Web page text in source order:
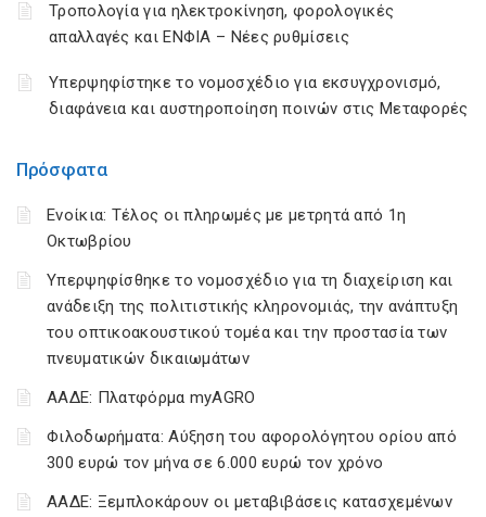
Πρόσφατα
Ενοίκια: Τέλος οι πληρωμές με μετρητά από 1η
Οκτωβρίου
Υπερψηφίσθηκε το νομοσχέδιο για τη διαχείριση και
ανάδειξη της πολιτιστικής κληρονομιάς, την ανάπτυξη
του οπτικοακουστικού τομέα και την προστασία των
πνευματικών δικαιωμάτων
ΑΑΔΕ: Πλατφόρμα myAGRO
Φιλοδωρήματα: Αύξηση του αφορολόγητου ορίου από
300 ευρώ τον μήνα σε 6.000 ευρώ τον χρόνο
ΑΑΔΕ: Ξεμπλοκάρουν οι μεταβιβάσεις κατασχεμένων
Τροπολογία για ηλεκτροκίνηση, φορολογικές
απαλλαγές και ΕΝΦΙΑ – Νέες ρυθμίσεις
Υπερψηφίστηκε το νομοσχέδιο για εκσυγχρονισμό,
διαφάνεια και αυστηροποίηση ποινών στις Μεταφορές